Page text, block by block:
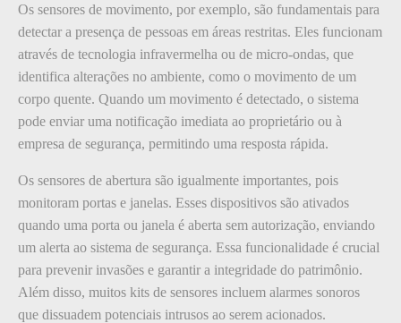
Os sensores de movimento, por exemplo, são fundamentais para
detectar a presença de pessoas em áreas restritas. Eles funcionam
através de tecnologia infravermelha ou de micro-ondas, que
identifica alterações no ambiente, como o movimento de um
corpo quente. Quando um movimento é detectado, o sistema
pode enviar uma notificação imediata ao proprietário ou à
empresa de segurança, permitindo uma resposta rápida.
Os sensores de abertura são igualmente importantes, pois
monitoram portas e janelas. Esses dispositivos são ativados
quando uma porta ou janela é aberta sem autorização, enviando
um alerta ao sistema de segurança. Essa funcionalidade é crucial
para prevenir invasões e garantir a integridade do patrimônio.
Além disso, muitos kits de sensores incluem alarmes sonoros
que dissuadem potenciais intrusos ao serem acionados.